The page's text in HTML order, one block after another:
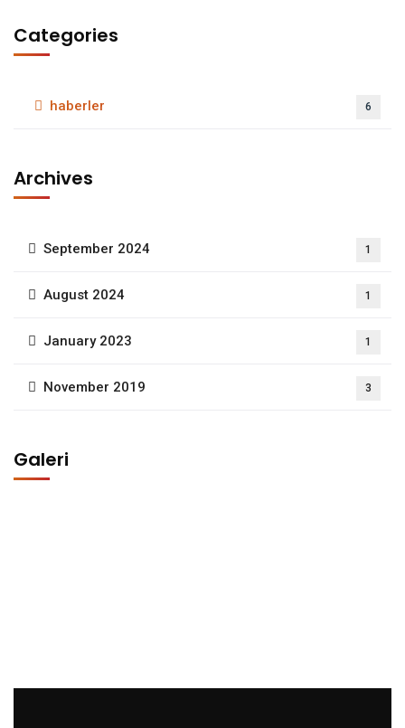
Categories
haberler 6
Archives
September 2024 1
August 2024 1
January 2023 1
November 2019 3
Galeri